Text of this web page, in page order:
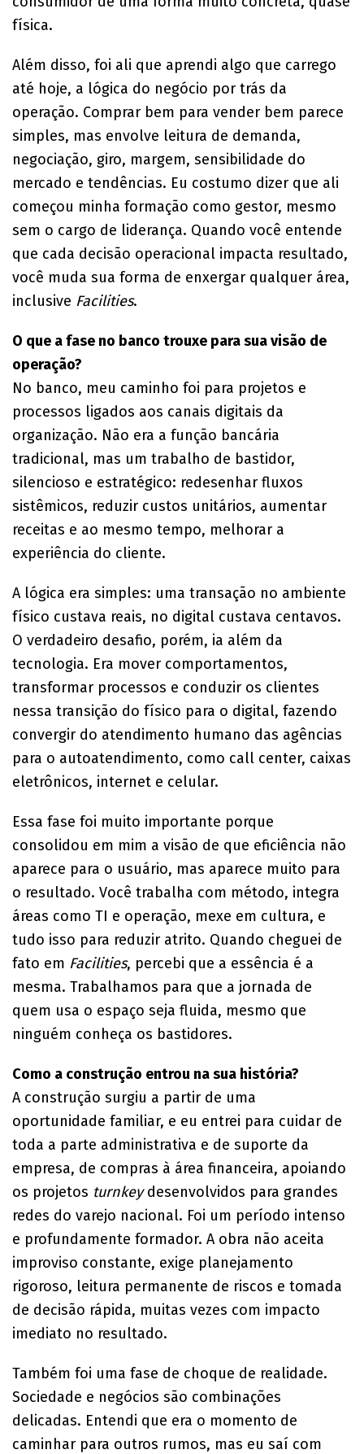
física.
Além disso, foi ali que aprendi algo que carrego
até hoje, a lógica do negócio por trás da
operação. Comprar bem para vender bem parece
simples, mas envolve leitura de demanda,
negociação, giro, margem, sensibilidade do
mercado e tendências. Eu costumo dizer que ali
começou minha formação como gestor, mesmo
sem o cargo de liderança. Quando você entende
que cada decisão operacional impacta resultado,
você muda sua forma de enxergar qualquer área,
inclusive Facilities.
O que a fase no banco trouxe para sua visão de
operação?
No banco, meu caminho foi para projetos e
processos ligados aos canais digitais da
organização. Não era a função bancária
tradicional, mas um trabalho de bastidor,
silencioso e estratégico: redesenhar fluxos
sistêmicos, reduzir custos unitários, aumentar
receitas e ao mesmo tempo, melhorar a
experiência do cliente.
A lógica era simples: uma transação no ambiente
físico custava reais, no digital custava centavos.
O verdadeiro desafio, porém, ia além da
tecnologia. Era mover comportamentos,
transformar processos e conduzir os clientes
nessa transição do físico para o digital, fazendo
convergir do atendimento humano das agências
para o autoatendimento, como call center, caixas
eletrônicos, internet e celular.
Essa fase foi muito importante porque
consolidou em mim a visão de que eficiência não
aparece para o usuário, mas aparece muito para
o resultado. Você trabalha com método, integra
áreas como TI e operação, mexe em cultura, e
tudo isso para reduzir atrito. Quando cheguei de
fato em Facilities, percebi que a essência é a
mesma. Trabalhamos para que a jornada de
quem usa o espaço seja fluida, mesmo que
ninguém conheça os bastidores.
Como a construção entrou na sua história?
A construção surgiu a partir de uma
oportunidade familiar, e eu entrei para cuidar de
toda a parte administrativa e de suporte da
empresa, de compras à área financeira, apoiando
os projetos turnkeydesenvolvidos para grandes
redes do varejo nacional. Foi um período intenso
e profundamente formador. A obra não aceita
improviso constante, exige planejamento
rigoroso, leitura permanente de riscos e tomada
de decisão rápida, muitas vezes com impacto
imediato no resultado.
Também foi uma fase de choque de realidade.
Sociedade e negócios são combinações
delicadas. Entendi que era o momento de
caminhar para outros rumos, mas eu saí com